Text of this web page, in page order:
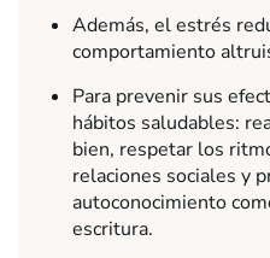
Además, el estrés
comportamiento
Para prevenir sus
hábitos saludables:
bien, respetar los
relaciones sociales y
autoconocimiento
escritura.